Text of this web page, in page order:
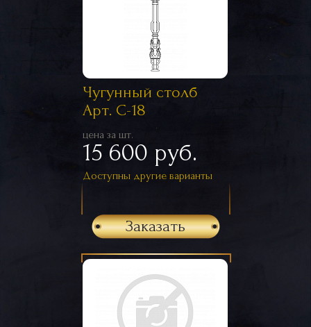
Чугунный столб
Арт. С-18
цена за шт.
15 600 руб.
Доступны другие варианты
Заказать